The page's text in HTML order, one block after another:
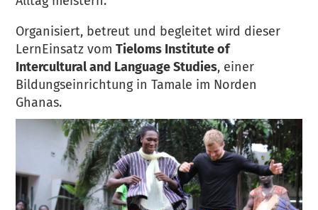
Organisiert, betreut und begleitet wird dieser
LernEinsatz vomTieloms Institute of
Intercultural and Language Studies, einer
Bildungseinrichtung in Tamale im Norden
Ghanas.